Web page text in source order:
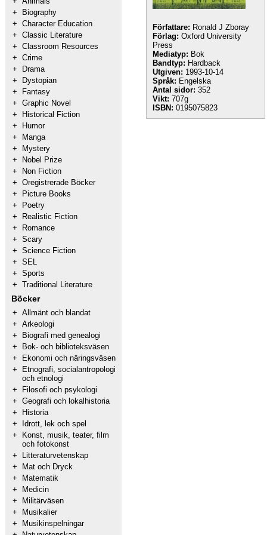
+
Biography
+ Character Education
+ Classic Literature
+ Classroom Resources
+ Crime
+
Drama
+
Dystopian
+
Fantasy
+ Graphic Novel
+
Historical Fiction
+
Humor
+
Manga
+
Mystery
+
Nobel Prize
+
Non Fiction
+ Oregistrerade Böcker
+
Picture Books
+
Poetry
+
Realistic Fiction
+
Romance
+ Scary
+ Science Fiction
+ SEL
+ Sports
+ Traditional Literature
Böcker
+ Allmänt och blandat
+ Arkeologi
+
Biografi med genealogi
+
Bok- och biblioteksväsen
+
Ekonomi och näringsväsen
+
Etnografi, socialantropologi
och etnologi
+
Filosofi och psykologi
+ Geografi och lokalhistoria
+
Historia
+
Idrott, lek och spel
+
Konst, musik, teater, film
och fotokonst
+
Litteraturvetenskap
+
Mat och Dryck
+
Matematik
+
Medicin
+
Militärväsen
+
Musikalier
+
Musikinspelningar
Författare: Ronald J Zboray
Förlag: Oxford University
Press
Mediatyp: Bok
Bandtyp: Hardback
Utgiven: 1993-10-14
Språk: Engelska
Antal sidor: 352
Vikt: 707g
ISBN: 0195075823